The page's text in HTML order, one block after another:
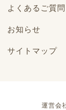
よくあるご質問
お知らせ
サイトマップ
運営会